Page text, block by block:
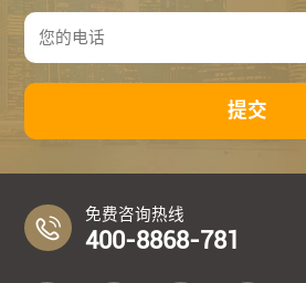
提交
免费咨询热线
400-8868-781